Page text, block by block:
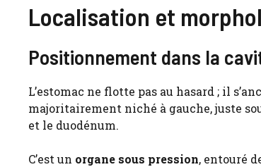
Localisation et
Positionnement dans la
L’estomac ne flotte pas au hasard ; il
majoritairement niché à gauche, juste
et le duodénum.
C’est un organe sous pression, entouré